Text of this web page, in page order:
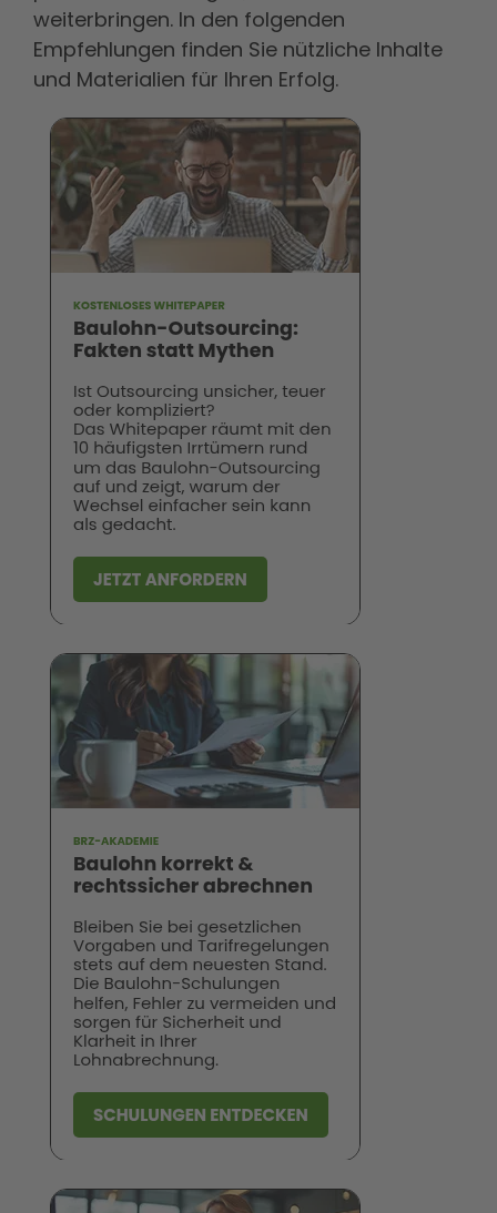
weiterbringen. In den folgenden
Empfehlungen finden Sie nützliche Inhalte
und Materialien für Ihren Erfolg.